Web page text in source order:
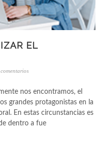
EL
nos encontramos, el
grandes protagonistas en la
En estas circunstancias es
dentro a fue